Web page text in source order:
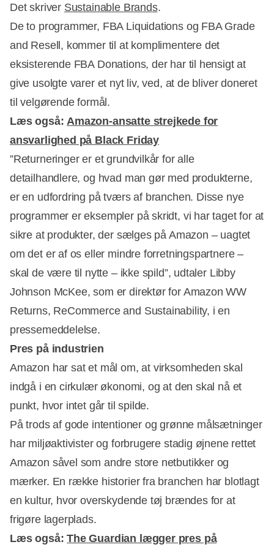
Det skriver Sustainable Brands.
De to programmer, FBA Liquidations og FBA Grade
and Resell, kommer til at komplimentere det
eksisterende FBA Donations, der har til hensigt at
give usolgte varer et nyt liv, ved, at de bliver doneret
til velgørende formål.
Læs også: Amazon-ansatte strejkede for
ansvarlighed på Black Friday
”Returneringer er et grundvilkår for alle
detailhandlere, og hvad man gør med produkterne,
er en udfordring på tværs af branchen. Disse nye
programmer er eksempler på skridt, vi har taget for at
sikre at produkter, der sælges på Amazon – uagtet
om det er af os eller mindre forretningspartnere –
skal de være til nytte – ikke spild”, udtaler Libby
Johnson McKee, som er direktør for Amazon WW
Returns, ReCommerce and Sustainability, i en
pressemeddelelse.
Pres på industrien
Amazon har sat et mål om, at virksomheden skal
indgå i en cirkulær økonomi, og at den skal nå et
punkt, hvor intet går til spilde.
På trods af gode intentioner og grønne målsætninger
har miljøaktivister og forbrugere stadig øjnene rettet
Amazon såvel som andre store netbutikker og
mærker. En række historier fra branchen har blotlagt
en kultur, hvor overskydende tøj brændes for at
frigøre lagerplads.
Læs også:The Guardian lægger pres på